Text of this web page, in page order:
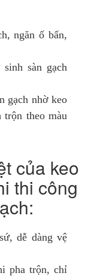
ngăn ố bẩn,
sàn gạch
gạch nhờ keo
trộn theo màu
của keo
thi công
dễ dàng vệ
pha trộn, chỉ